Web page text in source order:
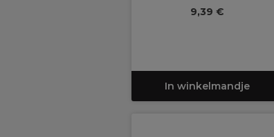
9,39 €
In winkelmandje